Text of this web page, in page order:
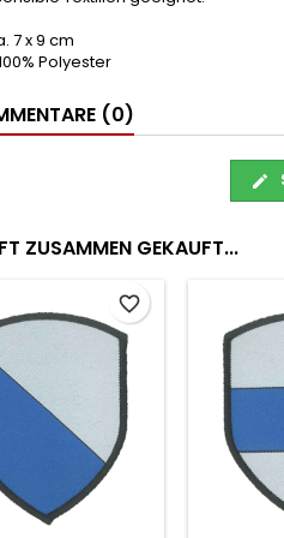
7 x 9 cm
Polyester
(0)
ZUSAMMEN GEKAUFT...